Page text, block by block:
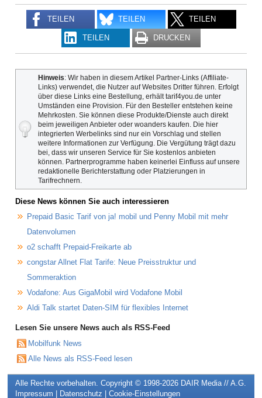
TEILEN TEILEN TEILEN
TEILEN DRUCKEN
Hinweis: Wir haben in diesem Artikel Partner-Links (Affiliate-
Links) verwendet, die Nutzer auf Websites Dritter führen. Erfolgt
über diese Links eine Bestellung, erhält tarif4you.de unter
Umständen eine Provision. Für den Besteller entstehen keine
Mehrkosten. Sie können diese Produkte/Dienste auch direkt
beim jeweiligen Anbieter oder woanders kaufen. Die hier
integrierten Werbelinks sind nur ein Vorschlag und stellen
weitere Informationen zur Verfügung. Die Vergütung trägt dazu
bei, dass wir unseren Service für Sie kostenlos anbieten
können. Partnerprogramme haben keinerlei Einfluss auf unsere
redaktionelle Berichterstattung oder Platzierungen in
Tarifrechnern.
Diese News können Sie auch interessieren
Prepaid Basic Tarif von ja! mobil und Penny Mobil mit mehr
Datenvolumen
o2 schafft Prepaid-Freikarte ab
congstar Allnet Flat Tarife: Neue Preisstruktur und
Sommeraktion
Vodafone: Aus GigaMobil wird Vodafone Mobil
Aldi Talk startet Daten-SIM für flexibles Internet
Lesen Sie unsere News auch als RSS-Feed
Mobilfunk News
Alle News als RSS-Feed lesen
Alle Rechte vorbehalten. Copyright © 1998-2026 DAIR Media // A.G.
Impressum
Datenschutz Cookie-Einstellungen